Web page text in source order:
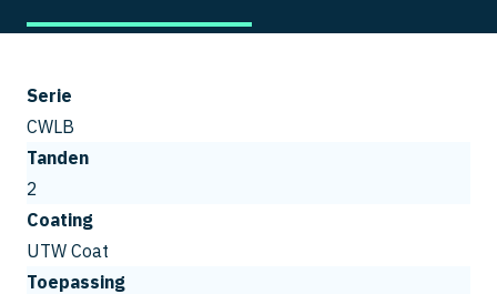
Serie
CWLB
Tanden
2
Coating
UTW Coat
Toepassing